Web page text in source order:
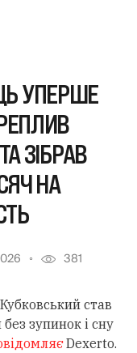
УПЕРШЕ
ЗІБРАВ
НА
381
став
зупинок і сну
Dexerto.